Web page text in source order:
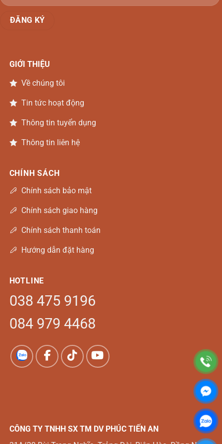
GIỚI THIỆU
Về chúng tôi
Tin tức hoạt động
Thông tin tuyển dụng
Thông tin liên hệ
CHÍNH SÁCH
Chính sách bảo mật
Chính sách giao hàng
Chính sách thanh toán
Hướng dẫn đặt hàng
HOTLINE
038 475 9196
084 979 4468
CÔNG TY TNHH SX TM DV PHÚC TIẾN AN